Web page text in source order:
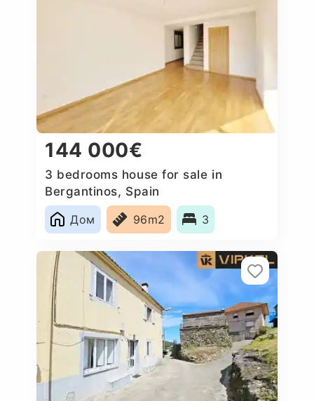
144 000€
3 bedrooms house for sale in
Bergantinos, Spain
Дом
96m2 3